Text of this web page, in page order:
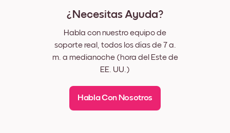
¿Necesitas Ayuda?
Habla con nuestro equipo de
soporte real, todos los días de 7 a.
m. a medianoche (hora del Este de
EE. UU.)
Habla Con Nosotros